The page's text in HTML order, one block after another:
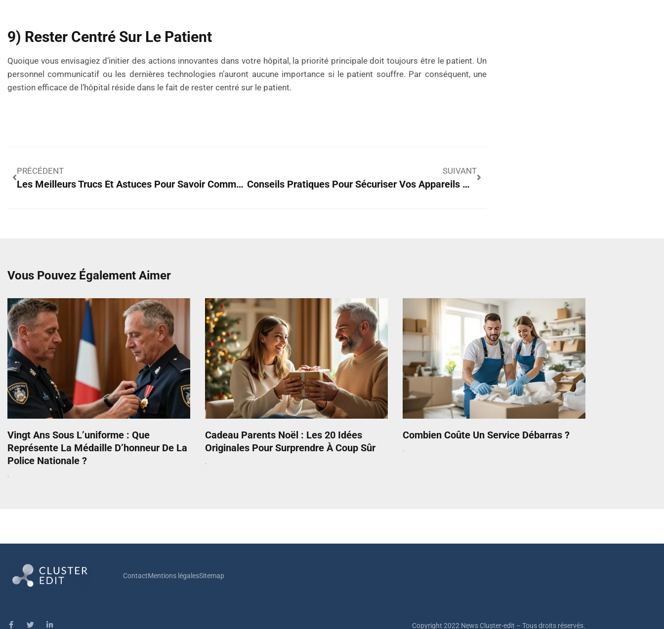
9) Rester Centré Sur Le Patient
Quoique vous envisagiez d’initier des actions innovantes dans votre hôpital, la priorité principale doit toujours être le patient. Un
personnel communicatif ou les dernières technologies n’auront aucune importance si le patient souffre. Par conséquent, une
gestion efficace de l’hôpital réside dans le fait de rester centré sur le patient.
PRÉCÉDENT
Les Meilleurs Trucs Et Astuces Pour Savoir Comment Enseigner En Ligne
SUIVANT
Conseils Pratiques Pour Sécuriser Vos Appareils Mobiles
Vous Pouvez Également Aimer
Vingt Ans Sous L’uniforme : Que
Représente La Médaille D’honneur De La
Police Nationale ?
Cadeau Parents Noël : Les 20 Idées
Originales Pour Surprendre À Coup Sûr
Combien Coûte Un Service Débarras ?
ContactMentions légalesSitemap
Copyright 2022 News Cluster-edit – Tous droits réservés.